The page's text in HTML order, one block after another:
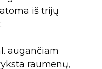
iš trijų
augančiam
raumenų,